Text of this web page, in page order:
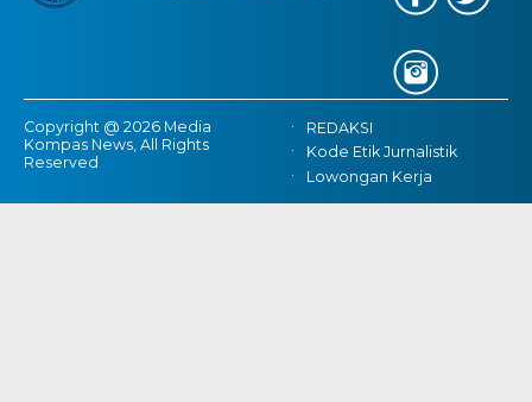
Copyright @ 2026 Media
Kompas News, All Rights
Reserved
REDAKSI
Kode Etik Jurnalistik
Lowongan Kerja